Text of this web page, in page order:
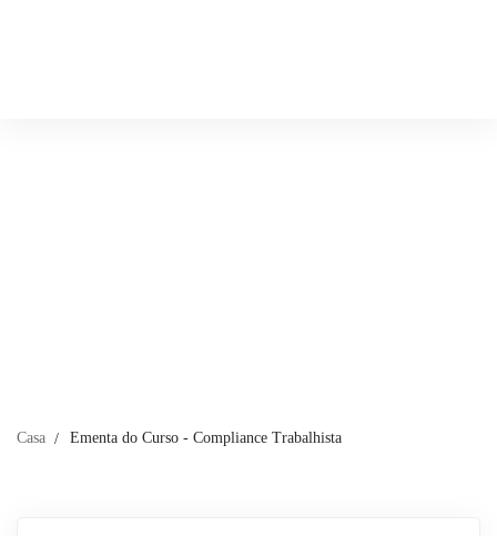
Casa Ementa do Curso - Compliance Trabalhista